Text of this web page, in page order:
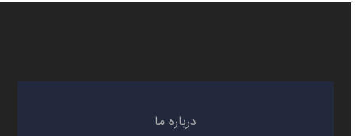
درباره ما